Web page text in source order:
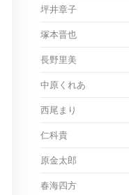
坪井章子
塚本晋也
長野里美
中原くれあ
西尾まり
仁科貴
原金太郎
春海四方